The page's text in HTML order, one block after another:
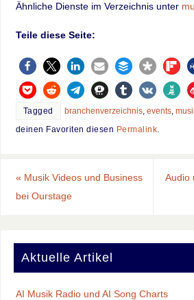
Ähnliche Dienste im Verzeichnis unter
Teile diese Seite:
Tagged branchenverzeichnis, events,
deinen Favoriten diesen Permalink.
« Musik Videos und Business
bei Ourstage
Audio
Aktuelle Artikel
AI Musik Radio und AI Song Charts